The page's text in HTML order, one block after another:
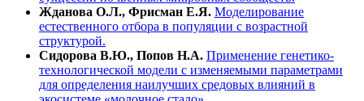
Жданова О.Л., Фрисман Е.Я. Моделирование
естественного отбора в популяции с возрастной
структурой.
Сидорова В.Ю., Попов Н.А. Применение генетико-
технологической модели с изменяемыми параметрами
для определения наилучших средовых влияний в